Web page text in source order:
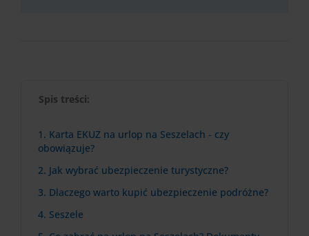
Spis treści:
1. Karta EKUZ na urlop na Seszelach - czy
obowiązuje?
2. Jak wybrać ubezpieczenie turystyczne?
3. Dlaczego warto kupić ubezpieczenie podróżne?
4. Seszele